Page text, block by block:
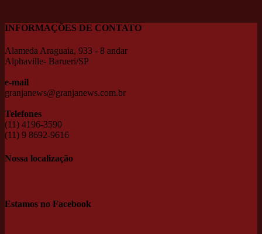
INFORMAÇÕES DE CONTATO
Alameda Araguaia, 933 - 8 andar
Alphaville- Barueri/SP
e-mail
granjanews@granjanews.com.br
Telefones
(11) 4196-3590
(11) 9 8692-9616
Nossa localização
Estamos no Facebook